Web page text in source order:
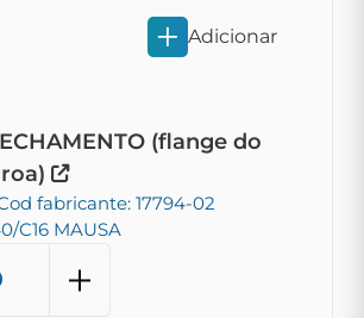
(flange do
fabricante: 17794-02
C16 MAUSA
Adicionar